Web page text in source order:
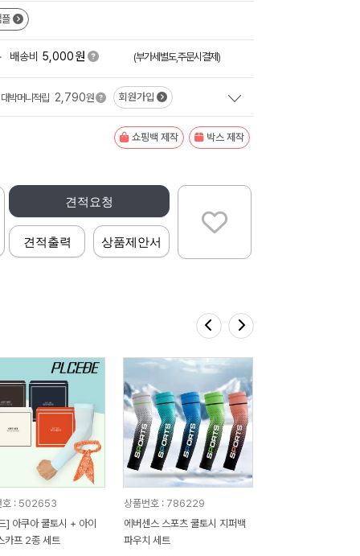
배송비 5,000원 (부가세별도,주문시결제)
대박머니적립 2,790원 회원가입
쇼핑백 제작 박스 제작
견적요청
견적출력 상품제안서
호 : 502653
] 아쿠아 쿨토시 + 아이
카프 2종 세트
상품번호 : 786229
에버센스 스포츠 쿨토시 지퍼백
파우치 세트